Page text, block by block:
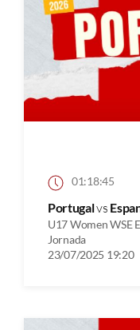
01:18:45
Portugalvs
U17 Women WSE
Jornada
23/07/2025 19:20